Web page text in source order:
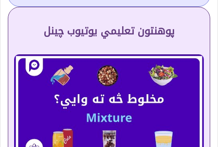
پوهنتون تعلیمي یوتیوب چینل